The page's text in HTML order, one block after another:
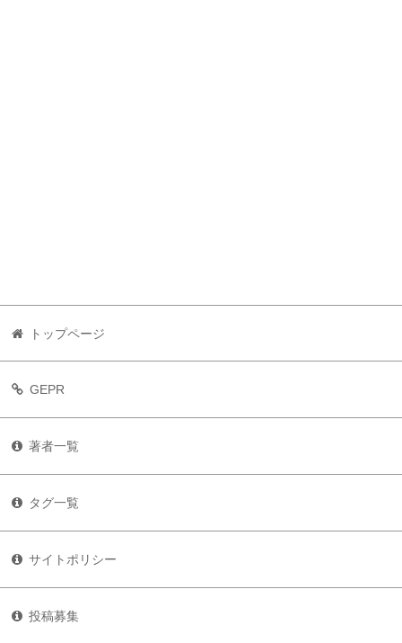
トップページ
GEPR
著者一覧
タグ一覧
サイトポリシー
投稿募集